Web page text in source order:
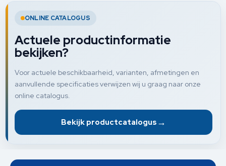
ONLINE CATALOGUS
Actuele productinformatie
bekijken?
Voor actuele beschikbaarheid, varianten, afmetingen en
aanvullende specificaties verwijzen wij u graag naar onze
online catalogus.
Bekijk productcatalogus →